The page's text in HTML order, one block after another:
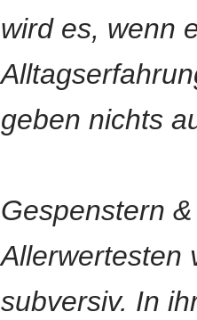
wird es, wenn
geben nichts
Gespenstern
Allerwertesten
subversiv. In